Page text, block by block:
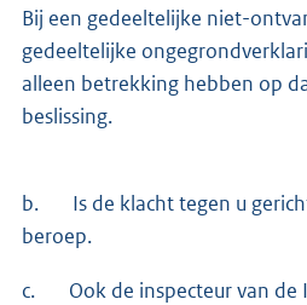
Bij een gedeeltelijke niet-
gedeeltelijke
alleen betrekking hebben op
beslissing.
b. Is de klacht tegen u
beroep.
c. Ook de inspecteur van de